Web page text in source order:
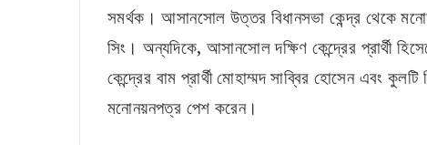
সমর্থক। আসানসোল উত্তর বিধানসভা কেন্দ্র থেকে
সিং। অন্যদিকে, আসানসোল দক্ষিণ কেন্দ্রের প্রার্থী
কেন্দ্রের বাম প্রার্থী মোহাম্মদ সাব্বির হোসেন এবং কুলটি
মনোনয়নপত্র পেশ করেন।